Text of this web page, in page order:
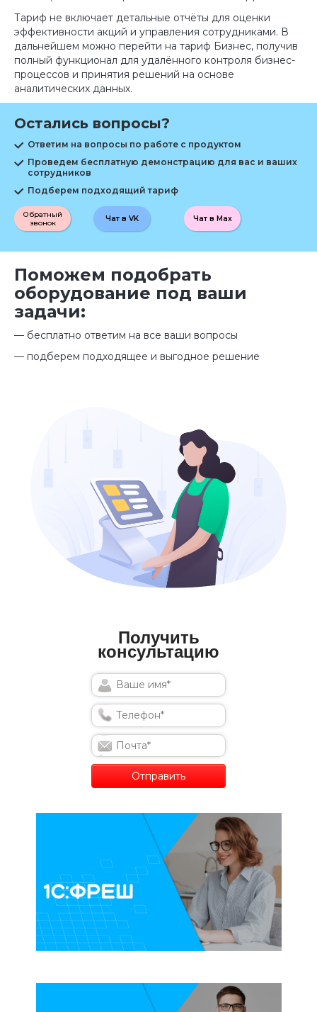
Тариф не включает детальные отчёты для оценки
эффективности акций и управления сотрудниками. В
дальнейшем можно перейти на тариф Бизнес, получив
полный функционал для удалённого контроля бизнес-
процессов и принятия решений на основе
аналитических данных.
Остались вопросы?
Ответим на вопросы по работе с продуктом
Проведем бесплатную демонстрацию для вас и ваших
сотрудников
Подберем подходящий тариф
Обратный
звонок
Чат в Max
Чат в VK
Поможем подобрать
оборудование под ваши
задачи:
— бесплатно ответим на все ваши вопросы
— подберем подходящее и выгодное решение
Получить
консультацию